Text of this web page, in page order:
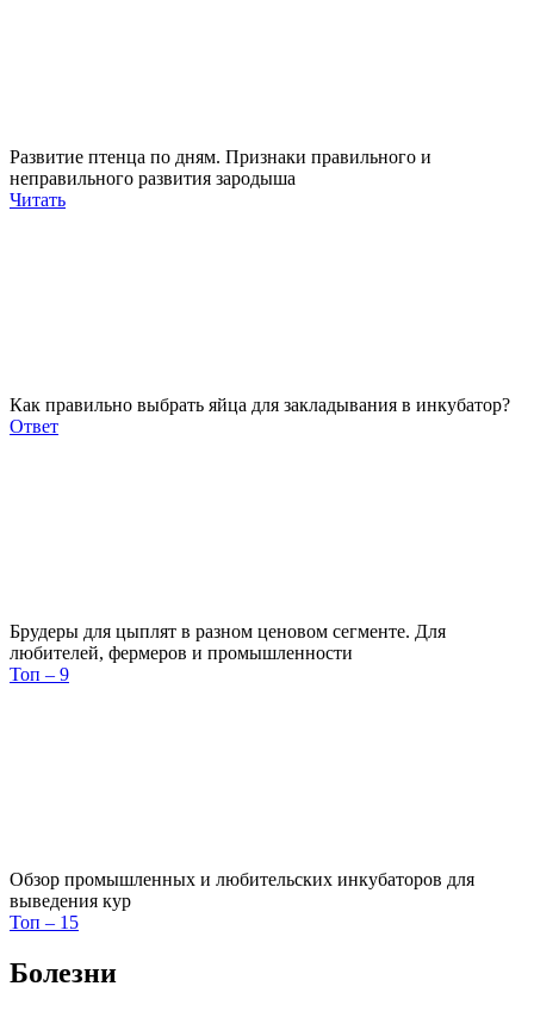
Развитие птенца по дням. Признаки правильного и
неправильного развития зародыша
Читать
Как правильно выбрать яйца для закладывания в инкубатор?
Ответ
Брудеры для цыплят в разном ценовом сегменте. Для
любителей, фермеров и промышленности
Топ – 9
Обзор промышленных и любительских инкубаторов для
выведения кур
Топ – 15
Болезни